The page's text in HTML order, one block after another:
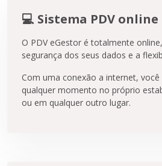
💻 Sistema PDV online
O PDV eGestor é totalmente
segurança dos seus dados e a
Com uma conexão a internet, você
qualquer momento no próprio
ou em qualquer outro lugar.